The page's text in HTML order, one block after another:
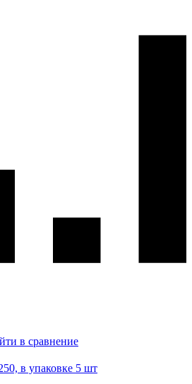
в сравнение
в упаковке 5 шт